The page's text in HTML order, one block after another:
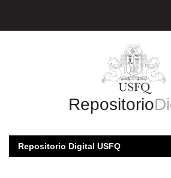
Repositorio
Repositorio Digital USFQ